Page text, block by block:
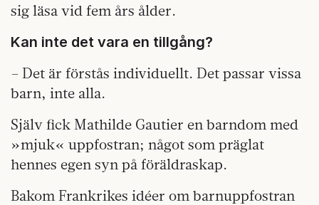
sig läsa vid fem års ålder.
Kan inte det vara en tillgång?
– Det är förstås individuellt. Det passar vissa
barn, inte alla.
Själv fick Mathilde Gautier en barndom med
»mjuk« uppfostran; något som präglat
hennes egen syn på föräldraskap.
Bakom Frankrikes idéer om barnuppfostran